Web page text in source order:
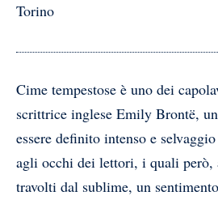
Torino
Cime tempestose è uno dei
scrittrice inglese Emily Brontë,
essere definito intenso e
agli occhi dei lettori, i quali però,
travolti dal sublime, un